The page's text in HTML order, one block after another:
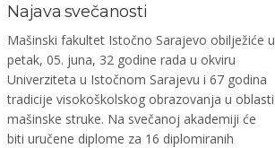
Najava svečanosti
Mašinski fakultet Istočno Sarajevo obilježiće u
petak, 05. juna, 32 godine rada u okviru
Univerziteta u Istočnom Sarajevu i 67 godina
tradicije visokoškolskog obrazovanja u oblasti
mašinske struke. Na svečanoj akademiji će
biti uručene diplome za 16 diplomiranih